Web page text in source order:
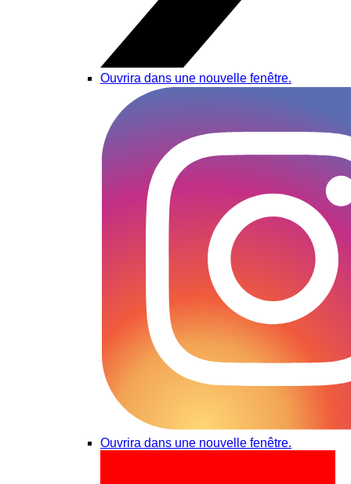
Ouvrira dans une nouvelle fenêtre.
Ouvrira dans une nouvelle fenêtre.